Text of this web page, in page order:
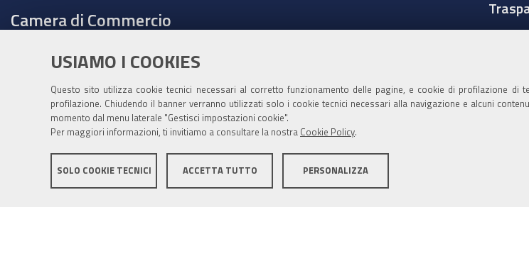
USIAMO I COOKIES
Questo sito utilizza cookie tecnici necessari al corretto funzionamento delle pagine, e cookie di profilazione di
profilazione. Chiudendo il banner verranno utilizzati solo i cookie tecnici necessari alla navigazione e alcuni
momento dal menu laterale "Gestisci impostazioni cookie".
Per maggiori informazioni, ti invitiamo a consultare la nostra Cookie Policy
SOLO COOKIE TECNICI ACCETTA TUTTO PERSONALIZZA
Camera di Commercio
Tel. 059208111 -URP
Contabilità speciale Banca d'Italia:
IT75Q 01000 04306 TU00 0001 3855
Fatt. elettronica - Cod. univoco: XECKYI
cameradicommercio@mo.legalmail.camcom.it